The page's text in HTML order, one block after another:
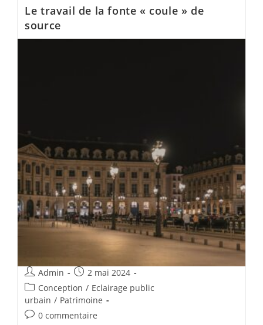
Le travail de la fonte « coule » de
source
Admin
2 mai 2024
Conception / Eclairage public
urbain / Patrimoine
0 commentaire